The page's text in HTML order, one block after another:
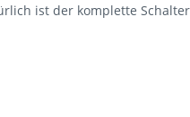
ist der komplette